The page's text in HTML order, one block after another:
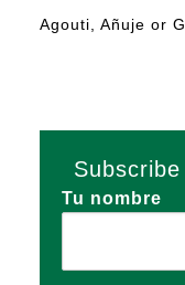
Agouti, Añuje or
Tu nombre